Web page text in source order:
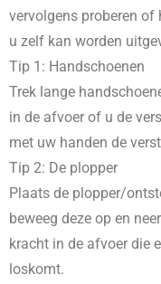
vervolgens proberen
u zelf kan worden
Tip 1: Handschoenen
Trek lange
in de afvoer of u de
met uw handen de
Tip 2: De plopper
Plaats de plopper/
beweeg deze op en
kracht in de afvoer die
loskomt.